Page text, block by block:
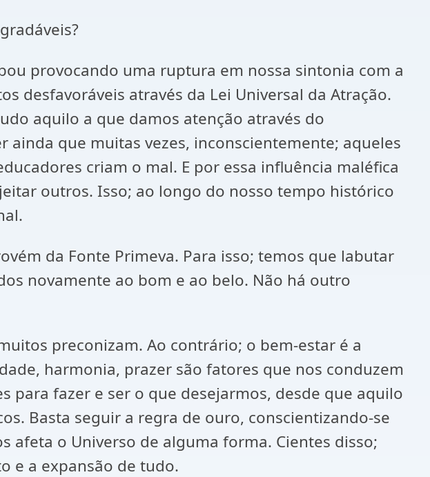
provocando uma ruptura em nossa sintonia com a
desfavoráveis através da Lei Universal da Atração.
aquilo a que damos atenção através do
que muitas vezes, inconscientemente; aqueles
criam o mal. E por essa influência maléfica
outros. Isso; ao longo do nosso tempo histórico
da Fonte Primeva. Para isso; temos que labutar
novamente ao bom e ao belo. Não há outro
preconizam. Ao contrário; o bem-estar é a
harmonia, prazer são fatores que nos conduzem
para fazer e ser o que desejarmos, desde que aquilo
Basta seguir a regra de ouro, conscientizando-se
afeta o Universo de alguma forma. Cientes disso;
e a expansão de tudo.